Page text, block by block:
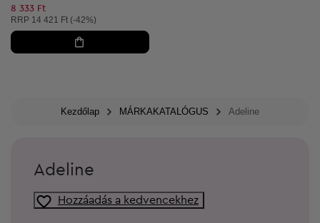
8 333 Ft
Ajánlott ár:
RRP 14 421 Ft (-42%)
Kezdőlap MÁRKAKATALÓGUS Adeline
Adeline
Hozzáadás a kedvencekhez